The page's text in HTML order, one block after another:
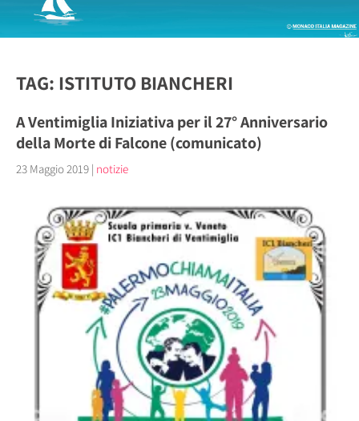
TAG: ISTITUTO BIANCHERI
A Ventimiglia Iniziativa per il 27° Anniversario
della Morte di Falcone (comunicato)
23 Maggio 2019 | notizie